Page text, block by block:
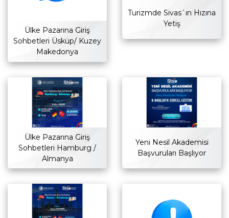
Ülke Pazarına Giriş
Sohbetleri Üsküp/ Kuzey
Makedonya
Turizmde Sivas`ın Hızına
Yetiş
Ülke Pazarına Giriş
Sohbetleri Hamburg /
Almanya
Yeni Nesil Akademisi
Başvuruları Başlıyor